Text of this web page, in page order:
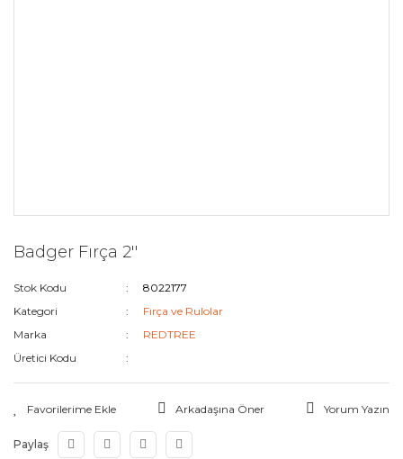
Badger Fırça 2''
Stok Kodu
8022177
Kategori
Fırça ve Rulolar
Marka
REDTREE
Üretici Kodu
Arkadaşına Öner Yorum Yazın
Paylaş